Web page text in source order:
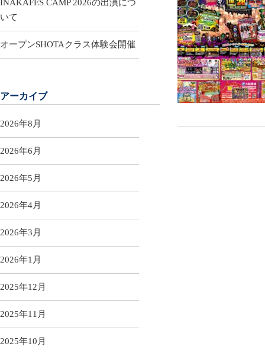
INAKAFES CAMP 2026の出演につ
いて
オープンSHOTAクラス体験会開催
アーカイブ
2026年8月
2026年6月
2026年5月
2026年4月
2026年3月
2026年1月
2025年12月
2025年11月
2025年10月